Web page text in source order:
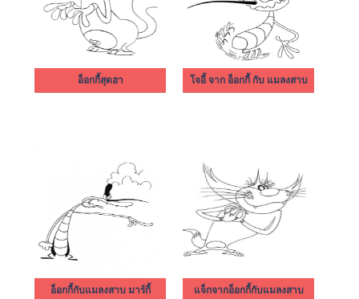
อ็อกกี้สุดฮา โจอี้ จาก อ็อกกี้ กับ แมลงสาบ
อ็อกกี้กับแมลงสาบ มาร์กี้ แจ็กจากอ็อกกี้กับแมลงสาบ